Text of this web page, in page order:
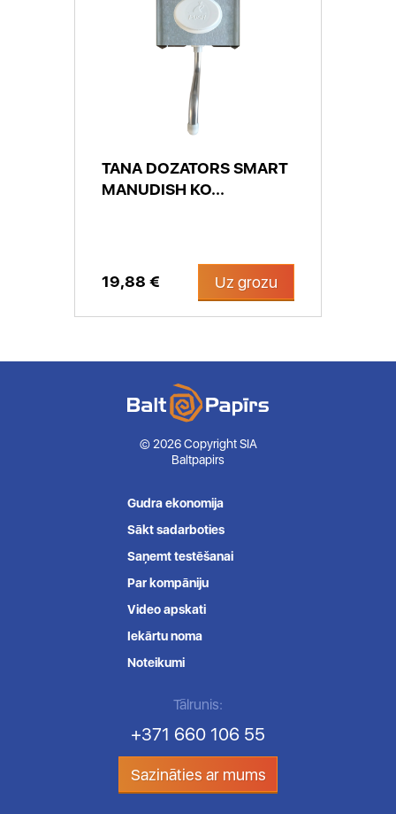
TANA DOZATORS SMART
MANUDISH KO...
19,88 € Uz grozu
© 2026 Copyright SIA
Baltpapirs
Gudra ekonomija
Sākt sadarboties
Saņemt testēšanai
Par kompāniju
Video apskati
Iekārtu noma
Noteikumi
Tālrunis:
+371 660 106 55
Sazināties ar mums